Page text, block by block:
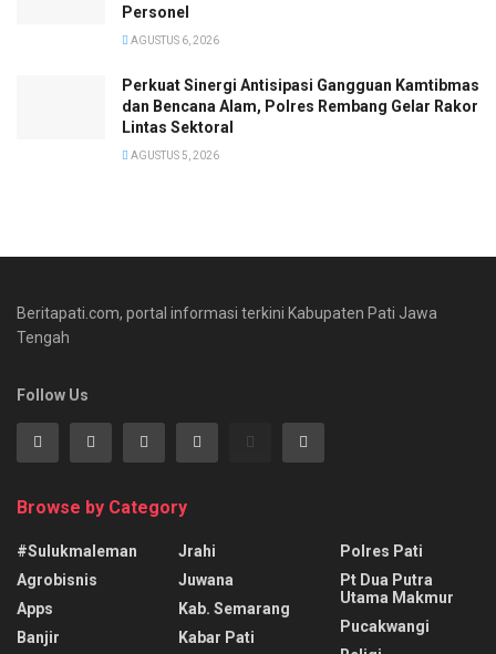
Personel
AGUSTUS 6, 2026
Perkuat Sinergi Antisipasi Gangguan Kamtibmas
dan Bencana Alam, Polres Rembang Gelar Rakor
Lintas Sektoral
AGUSTUS 5, 2026
Beritapati.com, portal informasi terkini Kabupaten Pati Jawa
Tengah
Follow Us
Browse by Category
#sulukmaleman
Agrobisnis
Apps
Banjir
Jrahi
Juwana
Kab. Semarang
Kabar Pati
Polres Pati
Pt Dua Putra
Utama Makmur
Pucakwangi